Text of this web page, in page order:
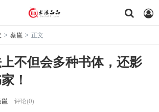
> 蔡邕 > 正文
不但会多种书体，还影
！
评论(0)